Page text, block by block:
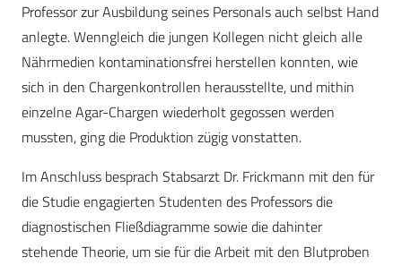
Professor zur Ausbildung seines Personals auch selbst Hand
anlegte. Wenngleich die jungen Kollegen nicht gleich alle
Nährmedien kontaminationsfrei herstellen konnten, wie
sich in den Chargenkontrollen herausstellte, und mithin
einzelne Agar-Chargen wiederholt gegossen werden
mussten, ging die Produktion zügig vonstatten.
Im Anschluss besprach Stabsarzt Dr. Frickmann mit den für
die Studie engagierten Studenten des Professors die
diagnostischen Fließdiagramme sowie die dahinter
stehende Theorie, um sie für die Arbeit mit den Blutproben